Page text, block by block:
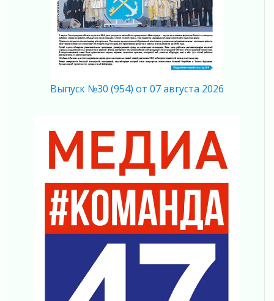
На лидирующих позициях
04 августа 2026
Итоги конкурса «Лучший работник
Кадрового центра – 2026» подведены!
04 августа 2026
04 августа 2026
04 августа 2026
Полумрак бьёт по карману
04 августа 2026
Вниманию автомобилистов!
04 августа 2026
Память, сталь и музыка
04 августа 2026
Регион готовится к выборам
Никакого принуждения, только письменное
04 августа 2026
Выпуск №30 (954) от 07 августа 2026